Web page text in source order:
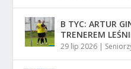
B TYC: ARTUR
TRENEREM
29 lip 2026 |